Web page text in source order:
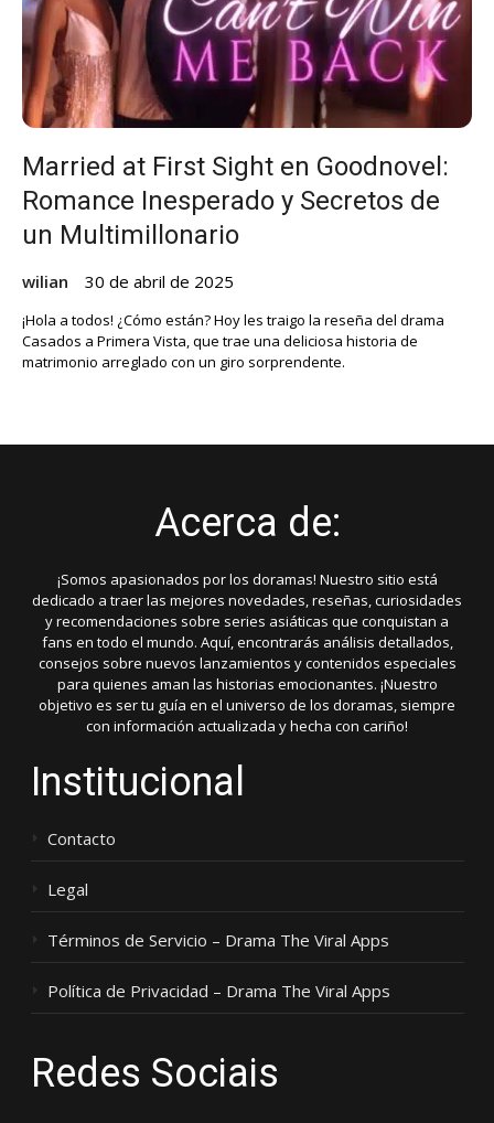
Married at First Sight en Goodnovel:
Romance Inesperado y Secretos de
un Multimillonario
wilian 30 de abril de 2025
¡Hola a todos! ¿Cómo están? Hoy les traigo la reseña del drama
Casados a Primera Vista, que trae una deliciosa historia de
matrimonio arreglado con un giro sorprendente.
Acerca de:
¡Somos apasionados por los doramas! Nuestro sitio está
dedicado a traer las mejores novedades, reseñas, curiosidades
y recomendaciones sobre series asiáticas que conquistan a
fans en todo el mundo. Aquí, encontrarás análisis detallados,
consejos sobre nuevos lanzamientos y contenidos especiales
para quienes aman las historias emocionantes. ¡Nuestro
objetivo es ser tu guía en el universo de los doramas, siempre
con información actualizada y hecha con cariño!
Institucional
Contacto
Legal
Términos de Servicio – Drama The Viral Apps
Política de Privacidad – Drama The Viral Apps
Redes Sociais